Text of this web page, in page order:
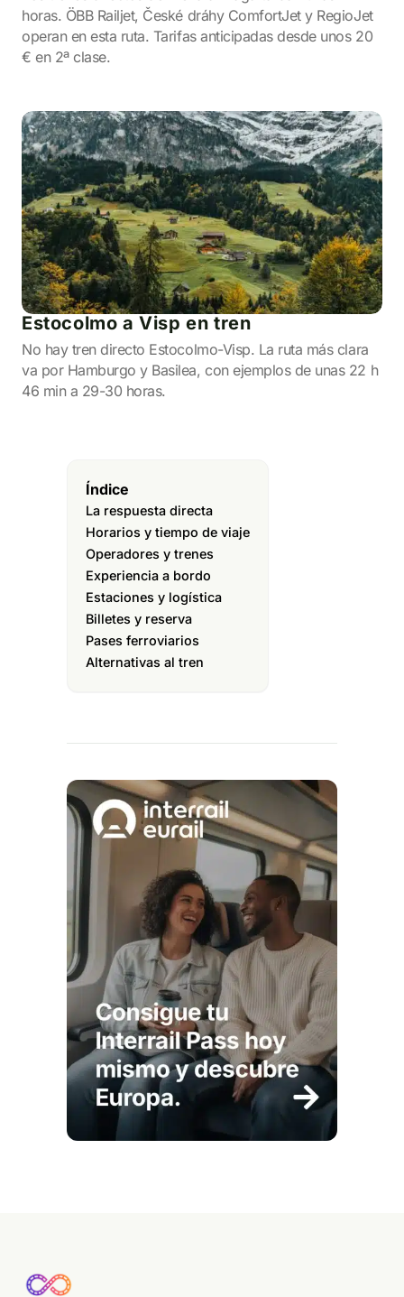
horas. ÖBB Railjet, České dráhy ComfortJet y RegioJet
operan en esta ruta. Tarifas anticipadas desde unos 20
€ en 2ª clase.
Estocolmo a Visp en tren
No hay tren directo Estocolmo-Visp. La ruta más clara
va por Hamburgo y Basilea, con ejemplos de unas 22 h
46 min a 29-30 horas.
Índice
La respuesta directa
Horarios y tiempo de viaje
Operadores y trenes
Experiencia a bordo
Estaciones y logística
Billetes y reserva
Pases ferroviarios
Alternativas al tren